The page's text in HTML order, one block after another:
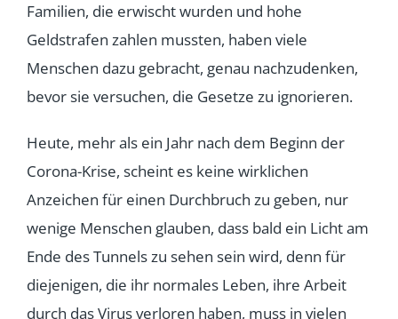
Familien, die erwischt wurden und hohe
Geldstrafen zahlen mussten, haben viele
Menschen dazu gebracht, genau nachzudenken,
bevor sie versuchen, die Gesetze zu ignorieren.
Heute, mehr als ein Jahr nach dem Beginn der
Corona-Krise, scheint es keine wirklichen
Anzeichen für einen Durchbruch zu geben, nur
wenige Menschen glauben, dass bald ein Licht am
Ende des Tunnels zu sehen sein wird, denn für
diejenigen, die ihr normales Leben, ihre Arbeit
durch das Virus verloren haben, muss in vielen